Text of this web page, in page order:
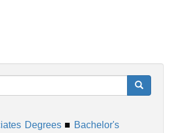
Degrees■ Bachelor's